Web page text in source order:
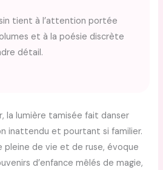
tient à l’attention portée
et à la poésie discrète
détail.
la lumière tamisée fait danser
inattendu et pourtant si familier.
de vie et de ruse, évoque
d’enfance mêlés de magie,